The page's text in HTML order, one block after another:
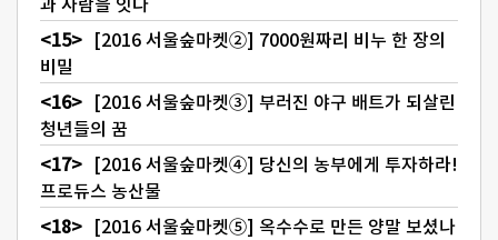
[2016 서울숲마켓②] 7000원짜리 비누 한 장의
비밀
[2016 서울숲마켓③] 부러진 야구 배트가 되살린
청년들의 꿈
[2016 서울숲마켓④] 당신의 농부에게 투자하라!
프로듀스 농산물
[2016 서울숲마켓⑤] 옥수수로 만든 양말 보셨나